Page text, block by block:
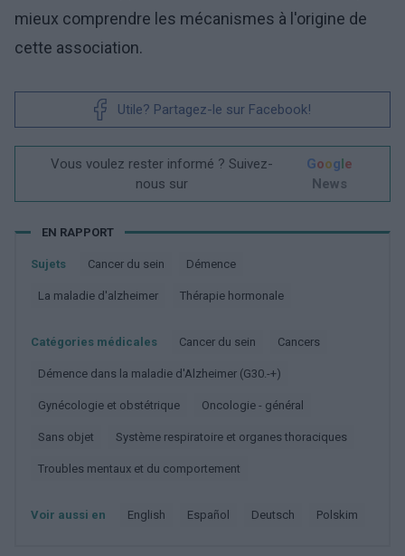
mieux comprendre les mécanismes à l'origine de
cette association.
Utile? Partagez-le sur Facebook!
Vous voulez rester informé ? Suivez-
nous sur
Google
News
EN RAPPORT
Sujets Cancer du sein Démence
La maladie d'alzheimer Thérapie hormonale
Catégories médicales Cancer du sein Cancers
Démence dans la maladie d'Alzheimer (G30.-+)
Gynécologie et obstétrique Oncologie - général
Sans objet Système respiratoire et organes thoraciques
Troubles mentaux et du comportement
Voir aussi en english español deutsch polskim